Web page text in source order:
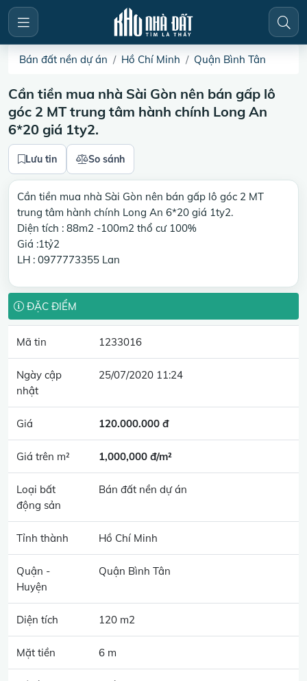
Bán đất nền dự án Hồ Chí Minh Quận Bình Tân
Cần tiền mua nhà Sài Gòn nên bán gấp lô
góc 2 MT trung tâm hành chính Long An
6*20 giá 1ty2.
Lưu tin So sánh
Cần tiền mua nhà Sài Gòn nên bán gấp lô góc 2 MT
trung tâm hành chính Long An 6*20 giá 1ty2.
Diện tích : 88m2 -100m2 thổ cư 100%
Giá :1tỷ2
LH : 0977773355 Lan
ĐẶC ĐIỂM
Mã tin 1233016
Ngày cập
nhật
25/07/2020 11:24
Giá 120.000.000 đ
Giá trên m² 1,000,000 đ/m²
Loại bất
động sản
Bán đất nền dự án
Tỉnh thành Hồ Chí Minh
Quận -
Huyện
Quận Bình Tân
Diện tích 120 m2
Mặt tiền 6 m